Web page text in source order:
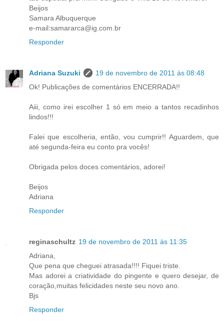
Beijos
Samara Albuquerque
e-mail:samararca@ig.com.br
Responder
Adriana Suzuki
19 de novembro de 2011 às 08:48
Ok! Publicações de comentários ENCERRADA!!
Aiii, como irei escolher 1 só em meio a tantos recadinhos
lindos!!!
Falei que escolheria, então, vou cumprir!! Aguardem, que
até segunda-feira eu conto pra vocês!
Obrigada pelos doces comentários, adorei!
Beijos
Adriana
Responder
reginaschultz 19 de novembro de 2011 às 11:35
Adriana,
Que pena que cheguei atrasada!!!! Fiquei triste.
Mas adorei a criatividade do pingente e quero desejar, de
coração,muitas felicidades neste seu novo ano.
Bjs
Responder